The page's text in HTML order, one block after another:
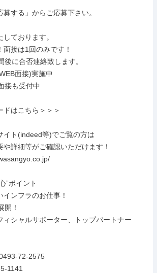
する」からご応募下さい。
ております。
面接は1回のみです！
後に合否連絡致します。
面接)実施中
接も受付中
ドはこちら＞＞＞
イト(indeed等)でご覧の方は
詳細等がご確認いただけます！
”ポイント
インフラのお仕事！
開！
ィシャルサポーター、トップパートナー
72-2575
1141